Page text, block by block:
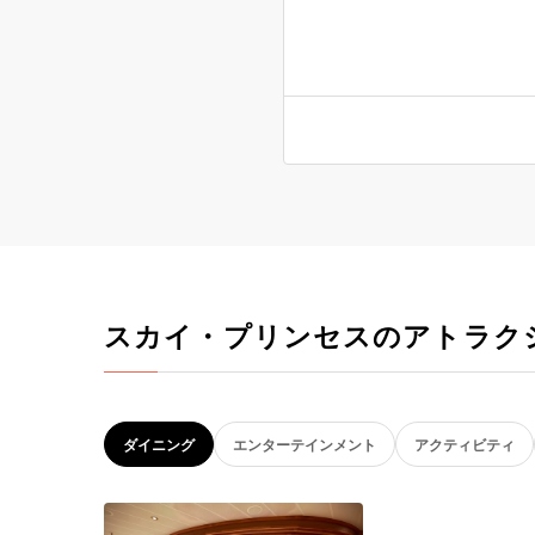
スカイ・プリンセスのアトラク
ダイニング エンターテインメント アクティビティ